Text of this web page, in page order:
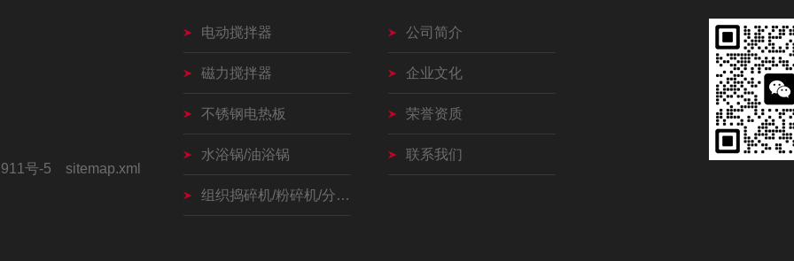
号-5 sitemap.xml
电动搅拌器
磁力搅拌器
不锈钢电热板
水浴锅/油浴锅
组织捣碎机/粉碎机/分散器
公司简介
企业文化
荣誉资质
联系我们